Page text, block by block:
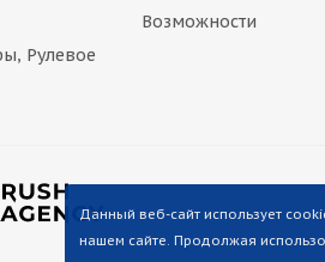
Рулевое
Возможности
Данный веб-сайт использует
нашем сайте. Продолжая